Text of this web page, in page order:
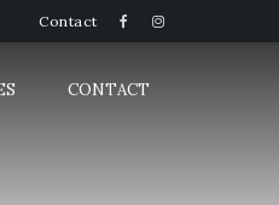
Contact
CONTACT